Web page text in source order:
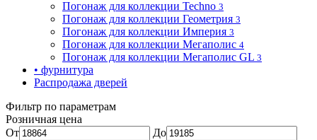
Погонаж для коллекции Techno 3
Погонаж для коллекции Геометрия 3
Погонаж для коллекции Империя 3
Погонаж для коллекции Мегаполис 4
Погонаж для коллекции Мегаполис GL 3
• фурнитура
Распродажа дверей
Фильтр по параметрам
Розничная цена
От
До